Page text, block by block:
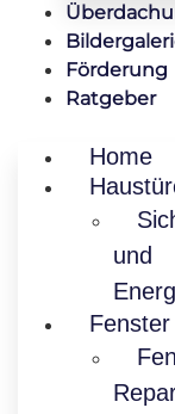
Förderung
Ratgeber
Home
und
Fenster